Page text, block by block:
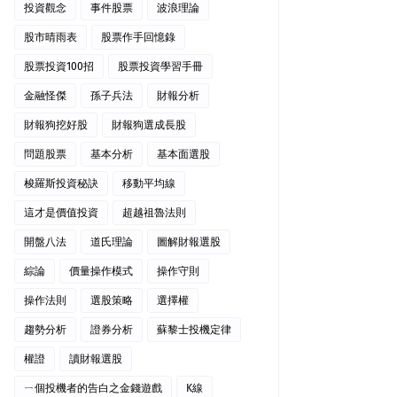
投資觀念 事件股票 波浪理論
股市晴雨表 股票作手回憶錄
股票投資100招 股票投資學習手冊
金融怪傑 孫子兵法 財報分析
財報狗挖好股 財報狗選成長股
問題股票 基本分析 基本面選股
梭羅斯投資秘訣 移動平均線
這才是價值投資 超越祖魯法則
開盤八法 道氏理論 圖解財報選股
綜論 價量操作模式 操作守則
操作法則 選股策略 選擇權
趨勢分析 證券分析 蘇黎士投機定律
權證 讀財報選股
ㄧ個投機者的告白之金錢遊戲 K線